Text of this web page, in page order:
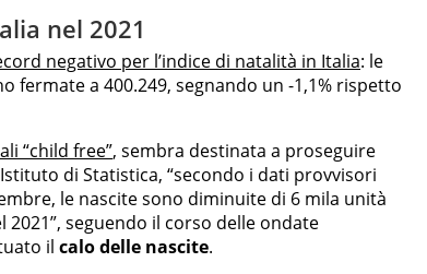
nel 2021
negativo per l’indice di natalità in Italia: le
fermate a 400.249, segnando un -1,1% rispetto
“child free”, sembra destinata a proseguire
di Statistica, “secondo i dati provvisori
le nascite sono diminuite di 6 mila unità
seguendo il corso delle ondate
il calo delle nascite.